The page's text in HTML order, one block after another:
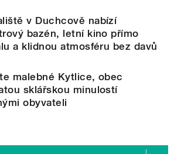
v Duchcově nabízí
bazén, letní kino přímo
a klidnou atmosféru bez davů
malebné Kytlice, obec
sklářskou minulostí
obyvateli